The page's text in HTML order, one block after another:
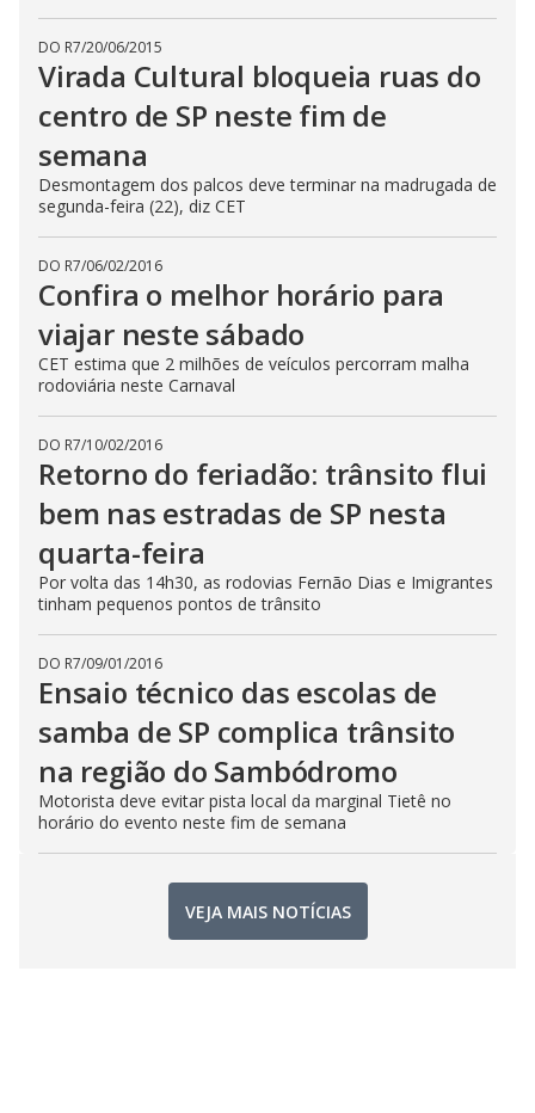
DO R7/20/06/2015
Virada Cultural bloqueia ruas do
centro de SP neste fim de
semana
Desmontagem dos palcos deve terminar na madrugada de
segunda-feira (22), diz CET
DO R7/06/02/2016
Confira o melhor horário para
viajar neste sábado
CET estima que 2 milhões de veículos percorram malha
rodoviária neste Carnaval
DO R7/10/02/2016
Retorno do feriadão: trânsito flui
bem nas estradas de SP nesta
quarta-feira
Por volta das 14h30, as rodovias Fernão Dias e Imigrantes
tinham pequenos pontos de trânsito
DO R7/09/01/2016
Ensaio técnico das escolas de
samba de SP complica trânsito
na região do Sambódromo
Motorista deve evitar pista local da marginal Tietê no
horário do evento neste fim de semana
VEJA MAIS NOTÍCIAS